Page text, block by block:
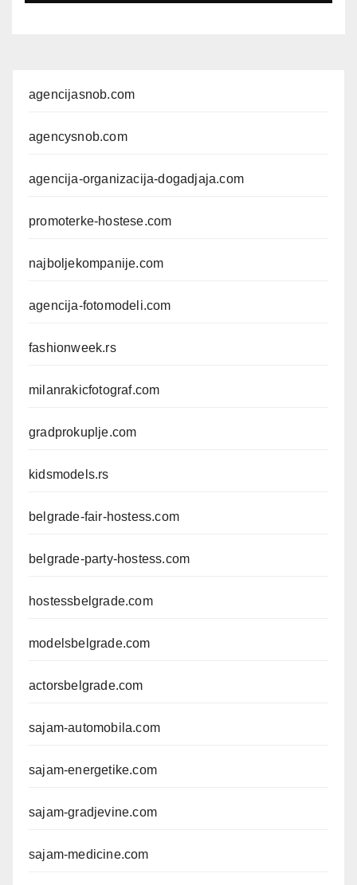
agencijasnob.com
agencysnob.com
agencija-organizacija-dogadjaja.com
promoterke-hostese.com
najboljekompanije.com
agencija-fotomodeli.com
fashionweek.rs
milanrakicfotograf.com
gradprokuplje.com
kidsmodels.rs
belgrade-fair-hostess.com
belgrade-party-hostess.com
hostessbelgrade.com
modelsbelgrade.com
actorsbelgrade.com
sajam-automobila.com
sajam-energetike.com
sajam-gradjevine.com
sajam-medicine.com